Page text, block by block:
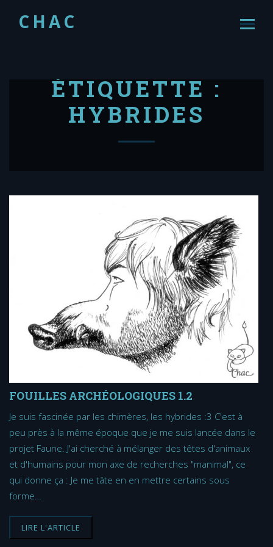
CHAC
ÉTIQUETTE :
HYBRIDES
FOUILLES ARCHÉOLOGIQUES 1.2
Je suis fascinée par les chimères, les hybrides :3 C'est à
peu près à la même époque que je me suis lancée dans le
projet Faune. J'ai cherché à mélanger des têtes d'animaux
et d'humains pour mon axe de recherches "manimal", ce
qui donne ça : Je me tâte en en mettre certains sous
forme…
LIRE L'ARTICLE